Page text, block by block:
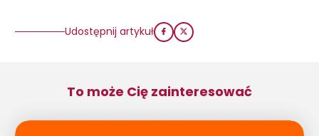
Udostępnij artykuł
To może Cię zainteresować